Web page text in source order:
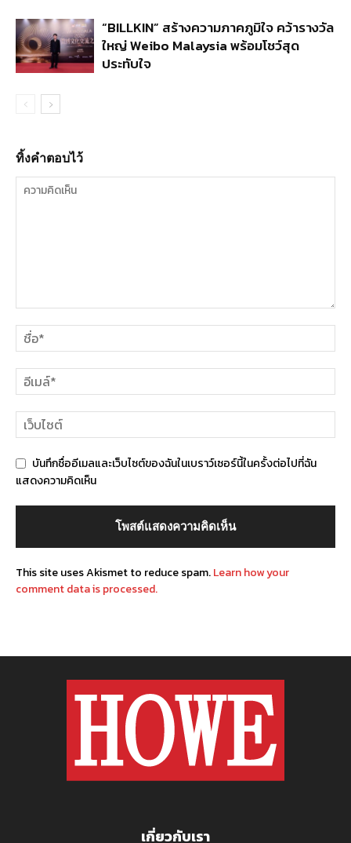
“BILLKIN” สร้างความภาคภูมิใจ คว้ารางวัล
ใหญ่ Weibo Malaysia พร้อมโชว์สุด
ประทับใจ
ทิ้งคำตอบไว้
บันทึกชื่ออีเมลและเว็บไซต์ของฉันในเบราว์เซอร์นี้ในครั้งต่อไปที่ฉัน
แสดงความคิดเห็น
This site uses Akismet to reduce spam.Learn how your
comment data is processed.
เกี่ยวกับเรา